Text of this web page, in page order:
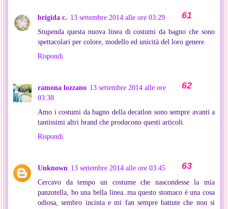
brigida c. 13 settembre 2014 alle ore 03:29
Stupenda questa nuova linea di costumi da bagno che sono
spettacolari per colore, modello ed unicità del loro genere.
Rispondi
ramona lozzano 13 settembre 2014 alle ore
03:38
Amo i costumi da bagno della decatlon sono sempre avanti a
tantissimi altri brand che producono questi articoli.
Rispondi
Unknown 13 settembre 2014 alle ore 03:45
Cercavo da tempo un costume che nascondesse la mia
panzotella, ho una bella linea..ma questo stomaco è una cosa
odiosa, sembro incinta e mi fan sempre battute che non si